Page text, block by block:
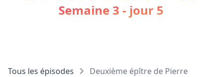
Semaine 3 - jour 5
Tous les épisodes
Deuxième épître de Pierre